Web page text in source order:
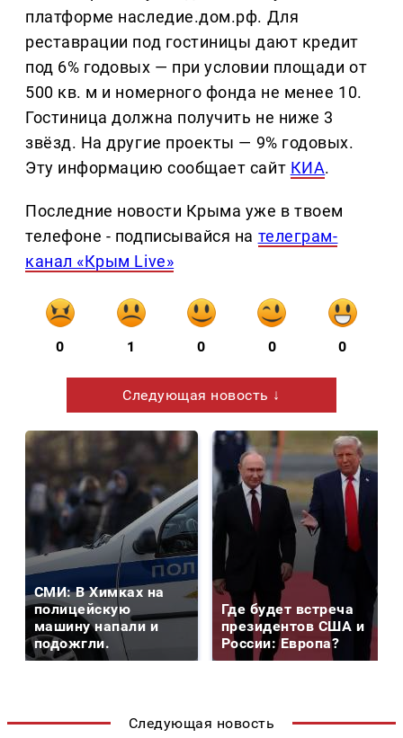
платформе наследие.дом.рф. Для
реставрации под гостиницы дают кредит
под 6% годовых — при условии площади от
500 кв. м и номерного фонда не менее 10.
Гостиница должна получить не ниже 3
звёзд. На другие проекты — 9% годовых.
Эту информацию сообщает сайт КИА.
Последние новости Крыма уже в твоем
телефоне - подписывайся на телеграм-
канал «Крым Live»
0 1 0 0 0
Следующая новость ↓
СМИ: В Химках на
полицейскую
машину напали и
подожгли.
Где будет встреча
президентов США и
России: Европа?
Следующая новость